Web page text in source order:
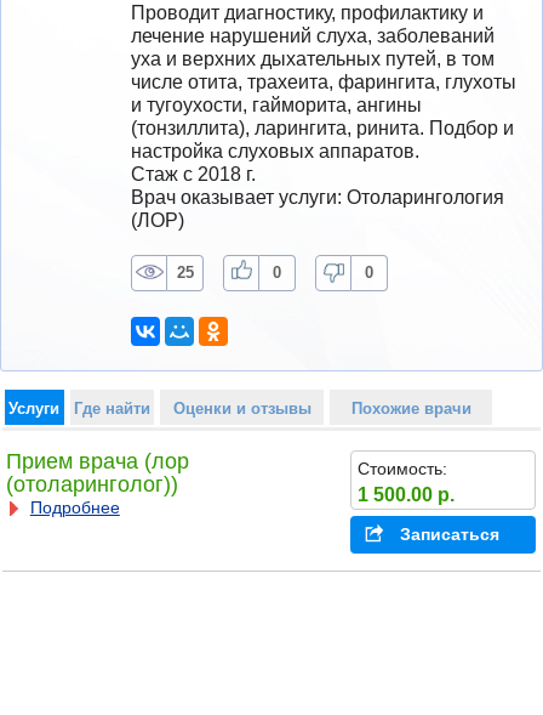
Проводит диагностику, профилактику и
лечение нарушений слуха, заболеваний
уха и верхних дыхательных путей, в том
числе отита, трахеита, фарингита, глухоты
и тугоухости, гайморита, ангины
(тонзиллита), ларингита, ринита. Подбор и
настройка слуховых аппаратов.
Стаж с 2018 г.
Врач оказывает услуги: Отоларингология
(ЛОР)
25 0 0
Услуги Где найти Оценки и отзывы Похожие врачи
Прием врача (лор
(отоларинголог))
Подробнее
Стоимость:
1 500.00 р.
Записаться